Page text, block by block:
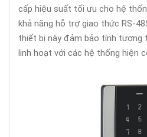
cấp hiệu suất tối ưu cho hệ
khả năng hỗ trợ giao thức RS-
thiết bị này đảm bảo tính tương
linh hoạt với các hệ thống hiện